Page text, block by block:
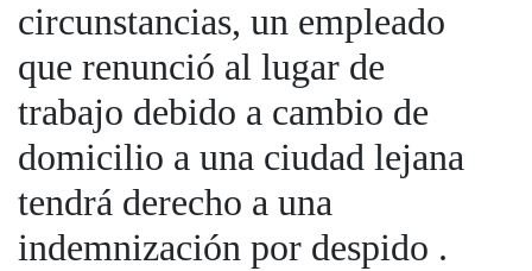
circunstancias, un empleado
que renunció al lugar de
trabajo debido a cambio de
domicilio a una ciudad lejana
tendrá derecho a una
indemnización por despido .